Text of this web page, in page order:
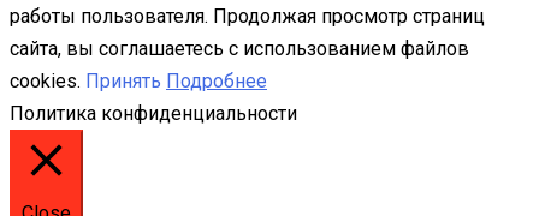
работы пользователя. Продолжая просмотр страниц
сайта, вы соглашаетесь с использованием файлов
cookies. Принять Подробнее
Политика конфиденциальности